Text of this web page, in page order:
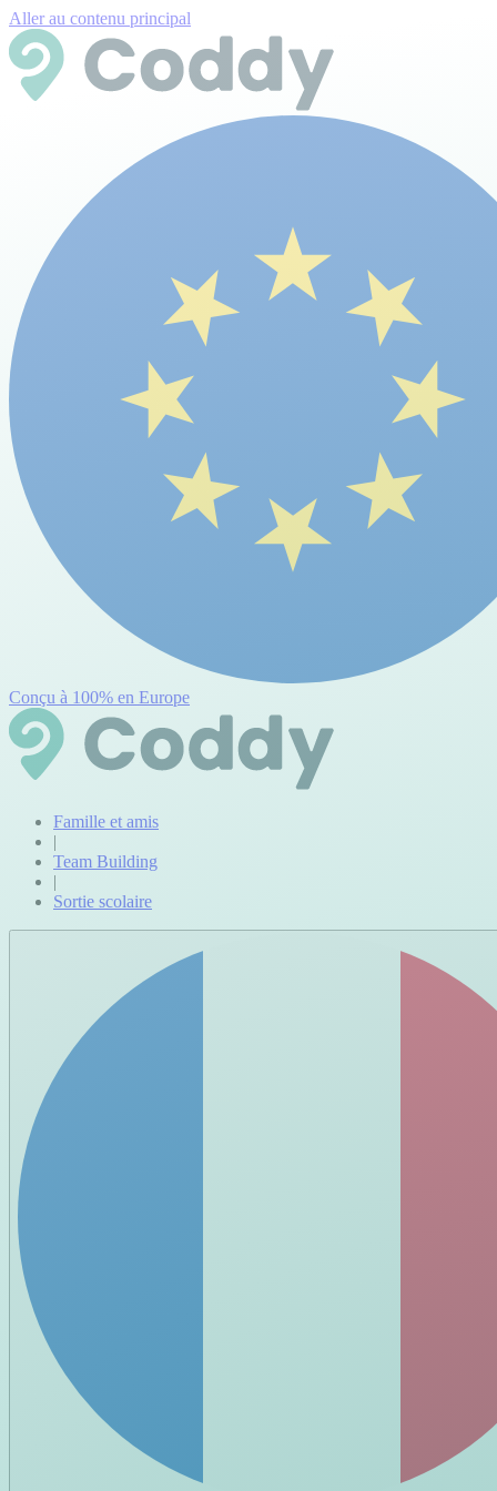
Aller au contenu principal
Conçu à 100% en Europe
Famille et amis
|
Team Building
|
Sortie scolaire